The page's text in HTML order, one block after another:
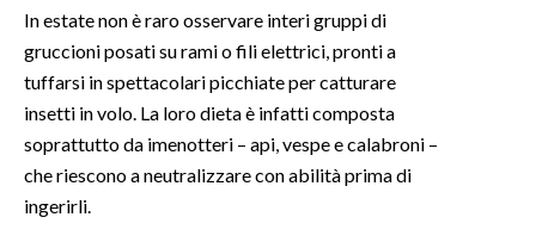
In estate non è raro osservare interi gruppi di
gruccioni posati su rami o fili elettrici, pronti a
tuffarsi in spettacolari picchiate per catturare
insetti in volo. La loro dieta è infatti composta
soprattutto da imenotteri – api, vespe e calabroni –
che riescono a neutralizzare con abilità prima di
ingerirli.